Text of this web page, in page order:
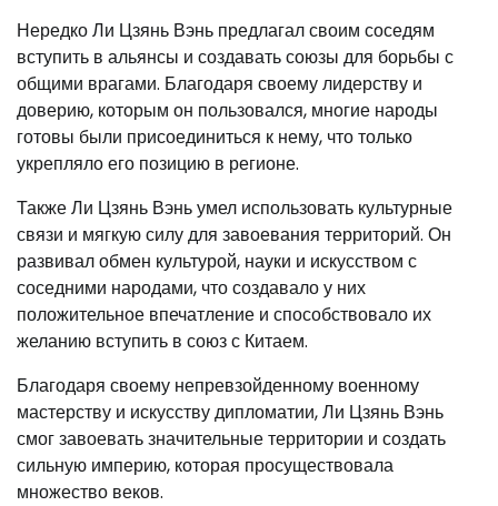
Нередко Ли Цзянь Вэнь предлагал своим соседям
вступить в альянсы и создавать союзы для борьбы с
общими врагами. Благодаря своему лидерству и
доверию, которым он пользовался, многие народы
готовы были присоединиться к нему, что только
укрепляло его позицию в регионе.
Также Ли Цзянь Вэнь умел использовать культурные
связи и мягкую силу для завоевания территорий. Он
развивал обмен культурой, науки и искусством с
соседними народами, что создавало у них
положительное впечатление и способствовало их
желанию вступить в союз с Китаем.
Благодаря своему непревзойденному военному
мастерству и искусству дипломатии, Ли Цзянь Вэнь
смог завоевать значительные территории и создать
сильную империю, которая просуществовала
множество веков.